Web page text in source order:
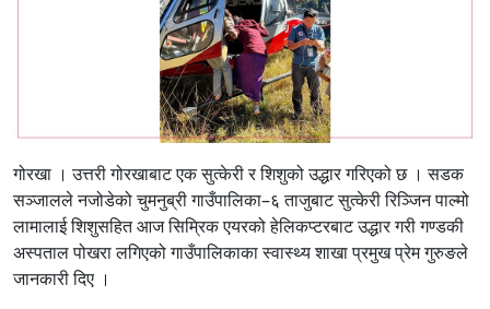
गोरखा । उत्तरी गोरखाबाट एक सुत्केरी र शिशुको उद्धार गरिएको छ । सडक
सञ्जालले नजोडेको चुमनुब्री गाउँपालिका–६ ताजुबाट सुत्केरी रिञ्जिन पाल्मो
लामालाई शिशुसहित आज सिम्रिक एयरको हेलिकप्टरबाट उद्धार गरी गण्डकी
अस्पताल पोखरा लगिएको गाउँपालिकाका स्वास्थ्य शाखा प्रमुख प्रेम गुरुङले
जानकारी दिए ।